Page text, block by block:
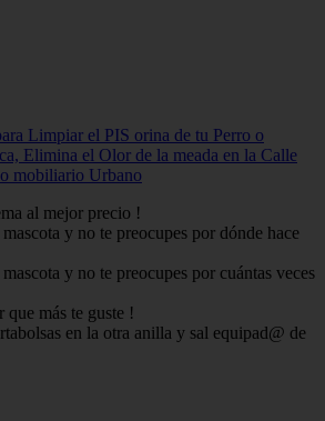
Limpiar el PIS orina de tu Perro o
Elimina el Olor de la meada en la Calle
mobiliario Urbano
al mejor precio !
mascota y no te preocupes por dónde hace
mascota y no te preocupes por cuántas veces
que más te guste !
en la otra anilla y sal equipad@ de